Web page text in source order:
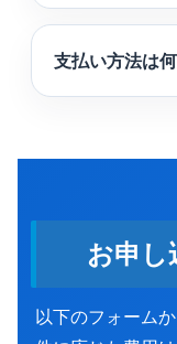
支払い方法は
お申し
以下のフォーム